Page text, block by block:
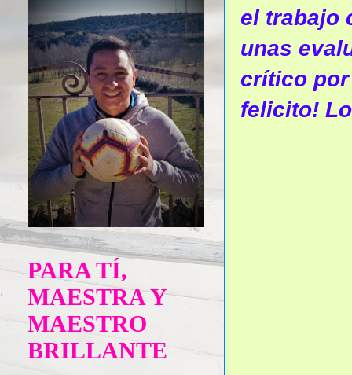
el trabajo
unas
crítico por
felicito!
PARA TÍ,
MAESTRA Y
MAESTRO
BRILLANTE